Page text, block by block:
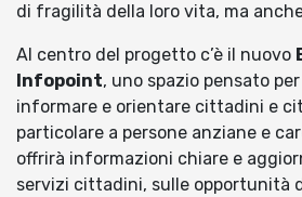
di fragilità della loro vita, ma
Al centro del progetto c’è il nuovo
Infopoint, uno spazio pensato
informare e orientare cittadini e
particolare a persone anziane e
offrirà informazioni chiare e
servizi cittadini, sulle opportunità